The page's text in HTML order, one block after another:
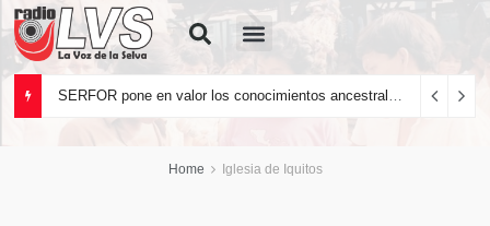
Home Iglesia de Iquitos